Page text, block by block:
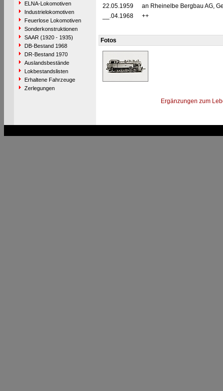
ELNA-Lokomotiven
Industrielokomotiven
Feuerlose Lokomotiven
Sonderkonstruktionen
SAAR (1920 - 1935)
DB-Bestand 1968
DR-Bestand 1970
Auslandsbestände
Lokbestandslisten
Erhaltene Fahrzeuge
Zerlegungen
22.05.1959
an Rheinelbe Bergbau AG,
__.04.1968
++
Fotos
Ergänzungen zum